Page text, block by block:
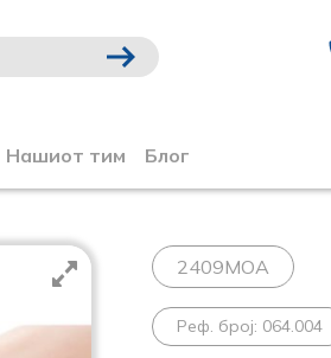
Нашиот тим Блог
2409MOA
Реф. број: 064.004